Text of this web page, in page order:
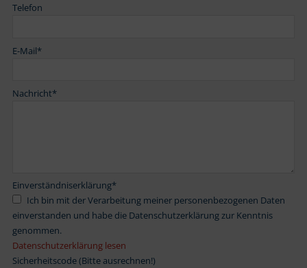
Telefon
E-Mail*
Nachricht*
Einverständniserklärung*
einverstanden und habe die Datenschutzerklärung zur Kenntnis
genommen.
Datenschutzerklärung lesen
Sicherheitscode (Bitte ausrechnen!)